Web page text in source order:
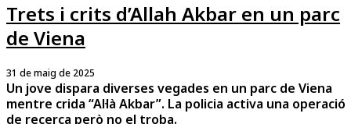
Trets i crits d’Allah Akbar en un parc
de Viena
31 de maig de 2025
Un jove dispara diverses vegades en un parc de Viena
mentre crida “Al·là Akbar”. La policia activa una operació
de recerca però no el troba.